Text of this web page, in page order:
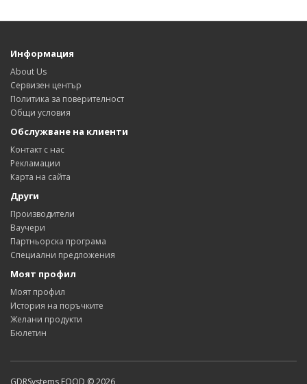
Информация
About Us
Сервизен център
Политика за поверителност
Общи условия
Обслужване на клиенти
Контакт с нас
Рекламации
Карта на сайта
Други
Производители
Ваучери
Партньорска програма
Специални предложения
Моят профил
Моят профил
История на поръчките
Желани продукти
Бюлетин